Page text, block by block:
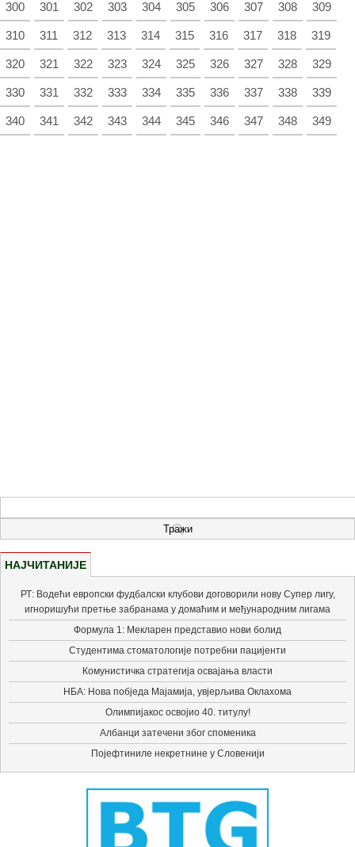
300 301 302 303 304 305 306 307 308 309
310 311 312 313 314 315 316 317 318 319
320 321 322 323 324 325 326 327 328 329
330 331 332 333 334 335 336 337 338 339
340 341 342 343 344 345 346 347 348 349
НАЈЧИТАНИЈЕ
РТ: Водећи европски фудбалски клубови договорили нову Супер лигу,
игноришући претње забранама у домаћим и међународним лигама
Формула 1: Мекларен представио нови болид
Студентима стоматологије потребни пацијенти
Комунистичка стратегија освајања власти
НБА: Нова побједа Мајамија, увјерљива Оклахома
Олимпијакос освојио 40. титулу!
Албанци затечени због споменика
Појефтиниле некретнине у Словенији